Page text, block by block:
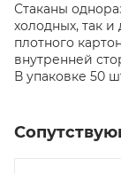
Стаканы
холодных, так и
плотного
внутренней
В упаковке 50